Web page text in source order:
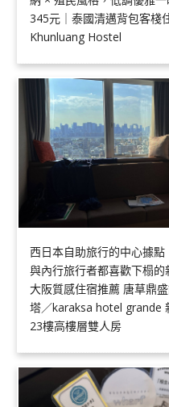
345元｜泰國清邁背包客棧
Khunluang Hostel
西日本自助旅行的中心據點
與內行旅行者都喜歡下榻的
大阪質感住宿推薦 唐草鼎
塔／karaksa hotel grande
23樓高樓層雙人房